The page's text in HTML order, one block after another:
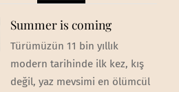
Summer is coming
Türümüzün 11 bin yıllık
modern tarihinde ilk kez, kış
değil, yaz mevsimi en ölümcül